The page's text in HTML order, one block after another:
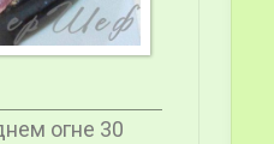
огне 30